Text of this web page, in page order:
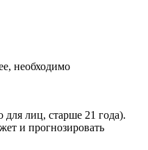
необходимо
для лиц, старше 21 года).
и прогнозировать